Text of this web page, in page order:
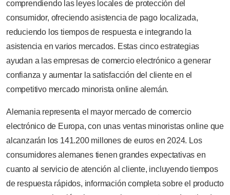
comprendiendo las leyes locales de protección del
consumidor, ofreciendo asistencia de pago localizada,
reduciendo los tiempos de respuesta e integrando la
asistencia en varios mercados. Estas cinco estrategias
ayudan a las empresas de comercio electrónico a generar
confianza y aumentar la satisfacción del cliente en el
competitivo mercado minorista online alemán.
Alemania representa el mayor mercado de comercio
electrónico de Europa, con unas ventas minoristas online que
alcanzarán los 141.200 millones de euros en 2024. Los
consumidores alemanes tienen grandes expectativas en
cuanto al servicio de atención al cliente, incluyendo tiempos
de respuesta rápidos, información completa sobre el producto